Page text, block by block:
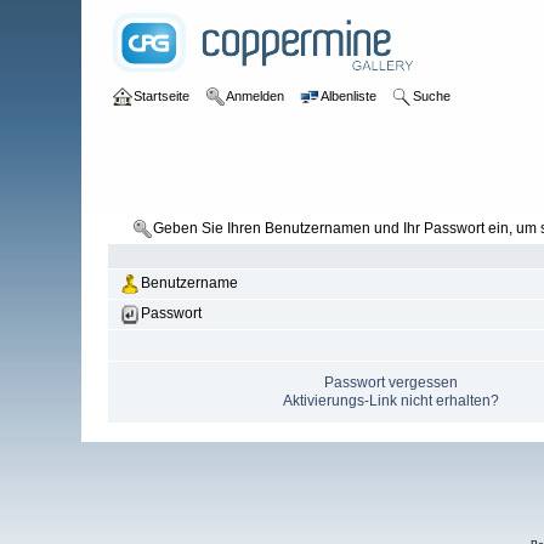
Startseite Anmelden Albenliste Suche
Geben Sie Ihren Benutzernamen und Ihr Passwort ein, um
Benutzername
Passwort
Passwort vergessen
Aktivierungs-Link nicht erhalten?